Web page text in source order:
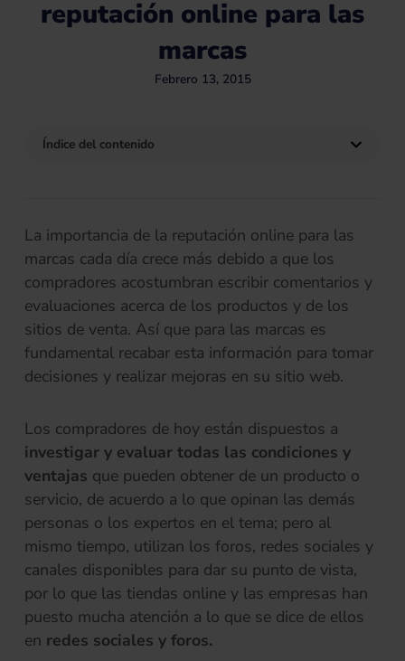
reputación online para las
marcas
Febrero 13, 2015
Índice del contenido
La importancia de la reputación online para las
marcas cada día crece más debido a que los
compradores acostumbran escribir comentarios y
evaluaciones acerca de los productos y de los
sitios de venta. Así que para las marcas es
fundamental recabar esta información para tomar
decisiones y realizar mejoras en su sitio web.
Los compradores de hoy están dispuestos a
investigar y evaluar todas las condiciones y
ventajas que pueden obtener de un producto o
servicio, de acuerdo a lo que opinan las demás
personas o los expertos en el tema; pero al
mismo tiempo, utilizan los foros, redes sociales y
canales disponibles para dar su punto de vista,
por lo que las tiendas online y las empresas han
puesto mucha atención a lo que se dice de ellos
en redes sociales y foros.